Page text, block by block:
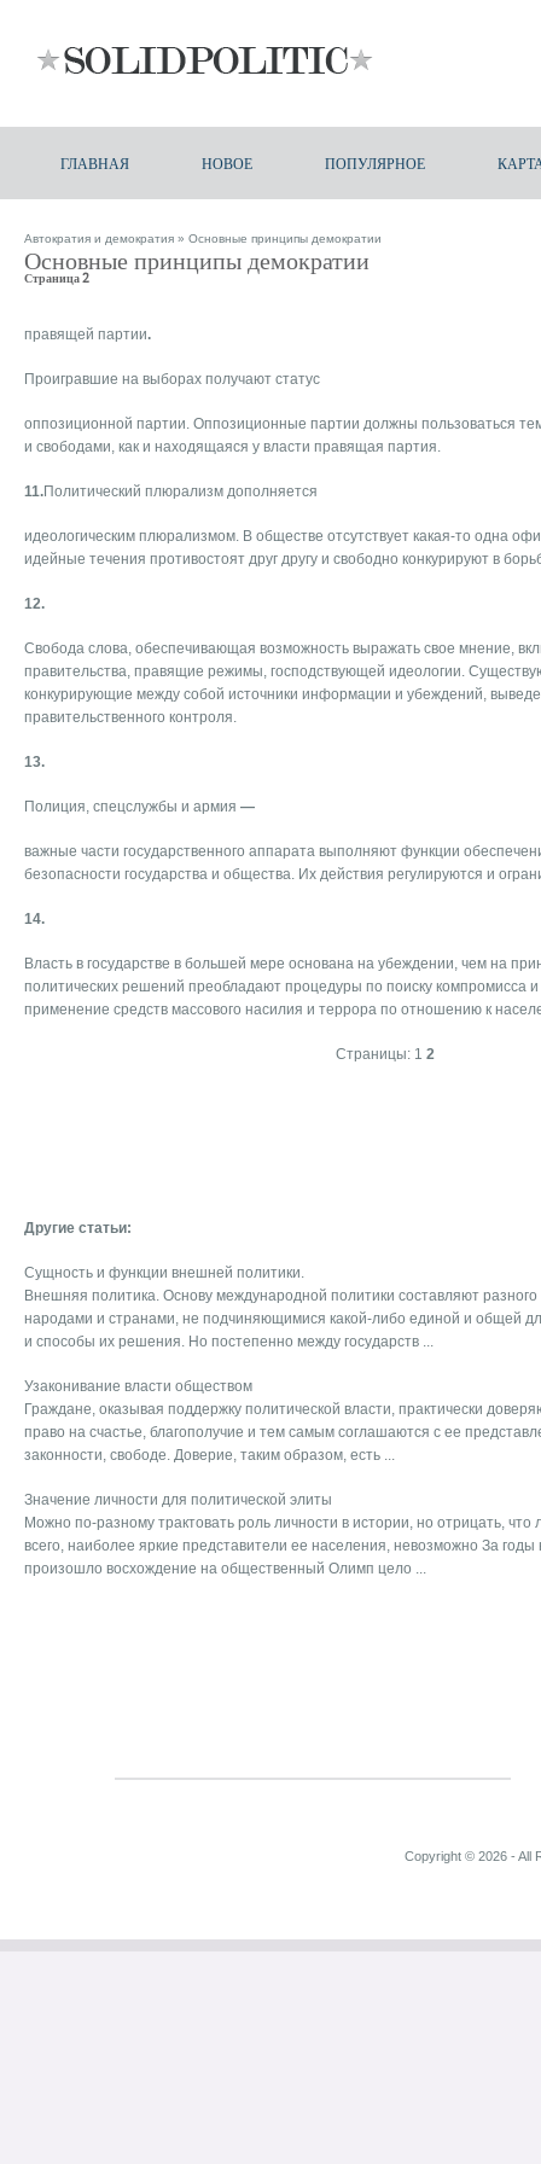
ГЛАВНАЯ НОВОЕ ПОПУЛЯРНОЕ
Автократия и демократия » Основные принципы демократии
Основные принципы демократии
Страница 2
правящей партии.
Проигравшие на выборах получают статус
оппозиционной партии. Оппозиционные партии должны пользоваться
и свободами, как и находящаяся у власти правящая партия.
11.Политический плюрализм дополняется
идеологическим плюрализмом. В обществе отсутствует какая-то одна
идейные течения противостоят друг другу и свободно конкурируют в
12.
Свобода слова, обеспечивающая возможность выражать свое мнение,
правительства, правящие режимы, господствующей идеологии.
конкурирующие между собой источники информации и убеждений,
правительственного контроля.
13.
Полиция, спецслужбы и армия —
важные части государственного аппарата выполняют функции
безопасности государства и общества. Их действия регулируются и
14.
Власть в государстве в большей мере основана на убеждении, чем на
политических решений преобладают процедуры по поиску компромисса и
применение средств массового насилия и террора по отношению к
Страницы: 1 2
Другие статьи:
Сущность и функции внешней политики.
Внешняя политика. Основу международной политики составляют
народами и странами, не подчиняющимися какой-либо единой и общей
и способы их решения. Но постепенно между государств ...
Узаконивание власти обществом
Граждане, оказывая поддержку политической власти, практически
право на счастье, благополучие и тем самым соглашаются с ее
законности, свободе. Доверие, таким образом, есть ...
Значение личности для политической элиты
Можно по-разному трактовать роль личности в истории, но отрицать,
всего, наиболее яркие представители ее населения, невозможно За годы
произошло восхождение на общественный Олимп цело ...
Copyright © 2026 - All